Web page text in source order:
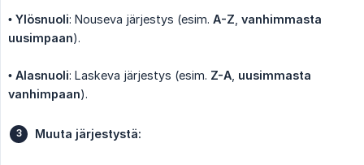
• Ylösnuoli: Nouseva järjestys (esim. A-Z vanhimmasta
uusimpaan).
• Alasnuoli: Laskeva järjestys (esim. Z-A uusimmasta
vanhimpaan).
Muuta järjestystä: